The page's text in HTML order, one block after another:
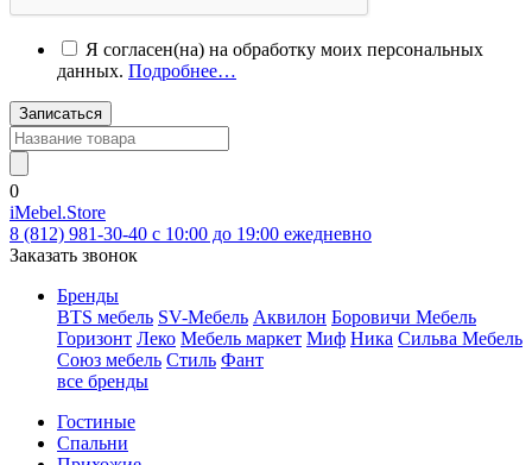
Я согласен(на) на обработку моих персональных
данных. Подробнее…
Записаться
0
iMebel.Store
8 (812) 981-30-40 c 10:00 до 19:00 ежедневно
Заказать звонок
Бренды
BTS мебель SV-Мебель Аквилон Боровичи Мебель
Горизонт Леко Мебель маркет Миф Ника Сильва Мебель
Союз мебель Стиль Фант
все бренды
Гостиные
Спальни